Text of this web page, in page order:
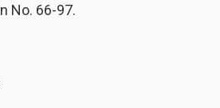
No. 66-97.